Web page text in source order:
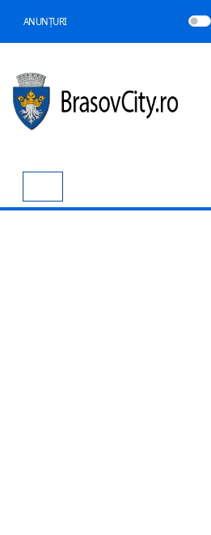
ANUNȚURI